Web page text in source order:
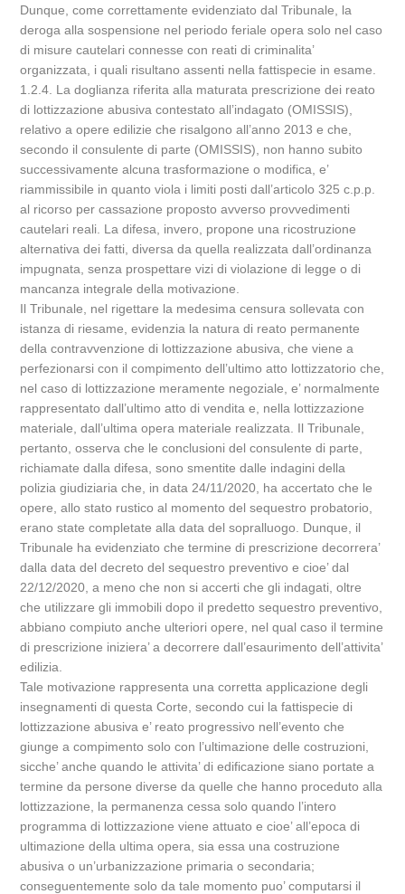
Dunque, come correttamente evidenziato dal Tribunale, la
deroga alla sospensione nel periodo feriale opera solo nel caso
di misure cautelari connesse con reati di criminalita’
organizzata, i quali risultano assenti nella fattispecie in esame.
1.2.4. La doglianza riferita alla maturata prescrizione dei reato
di lottizzazione abusiva contestato all’indagato (OMISSIS),
relativo a opere edilizie che risalgono all’anno 2013 e che,
secondo il consulente di parte (OMISSIS), non hanno subito
successivamente alcuna trasformazione o modifica, e’
riammissibile in quanto viola i limiti posti dall’articolo 325 c.p.p.
al ricorso per cassazione proposto avverso provvedimenti
cautelari reali. La difesa, invero, propone una ricostruzione
alternativa dei fatti, diversa da quella realizzata dall’ordinanza
impugnata, senza prospettare vizi di violazione di legge o di
mancanza integrale della motivazione.
Il Tribunale, nel rigettare la medesima censura sollevata con
istanza di riesame, evidenzia la natura di reato permanente
della contravvenzione di lottizzazione abusiva, che viene a
perfezionarsi con il compimento dell’ultimo atto lottizzatorio che,
nel caso di lottizzazione meramente negoziale, e’ normalmente
rappresentato dall’ultimo atto di vendita e, nella lottizzazione
materiale, dall’ultima opera materiale realizzata. Il Tribunale,
pertanto, osserva che le conclusioni del consulente di parte,
richiamate dalla difesa, sono smentite dalle indagini della
polizia giudiziaria che, in data 24/11/2020, ha accertato che le
opere, allo stato rustico al momento del sequestro probatorio,
erano state completate alla data del sopralluogo. Dunque, il
Tribunale ha evidenziato che termine di prescrizione decorrera’
dalla data del decreto del sequestro preventivo e cioe’ dal
22/12/2020, a meno che non si accerti che gli indagati, oltre
che utilizzare gli immobili dopo il predetto sequestro preventivo,
abbiano compiuto anche ulteriori opere, nel qual caso il termine
di prescrizione iniziera’ a decorrere dall’esaurimento dell’attivita’
edilizia.
Tale motivazione rappresenta una corretta applicazione degli
insegnamenti di questa Corte, secondo cui la fattispecie di
lottizzazione abusiva e’ reato progressivo nell’evento che
giunge a compimento solo con l’ultimazione delle costruzioni,
sicche’ anche quando le attivita’ di edificazione siano portate a
termine da persone diverse da quelle che hanno proceduto alla
lottizzazione, la permanenza cessa solo quando l’intero
programma di lottizzazione viene attuato e cioe’ all’epoca di
ultimazione della ultima opera, sia essa una costruzione
abusiva o un’urbanizzazione primaria o secondaria;
conseguentemente solo da tale momento puo’ computarsi il